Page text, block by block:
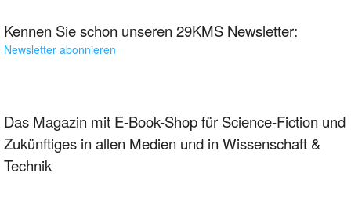
Kennen Sie schon unseren 29KMS Newsletter:
Newsletter abonnieren
Das Magazin mit E-Book-Shop für Science-Fiction und
Zukünftiges in allen Medien und in Wissenschaft &
Technik